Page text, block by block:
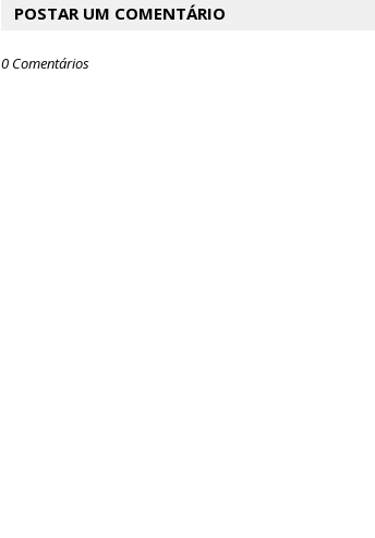
POSTAR UM COMENTÁRIO
0 Comentários